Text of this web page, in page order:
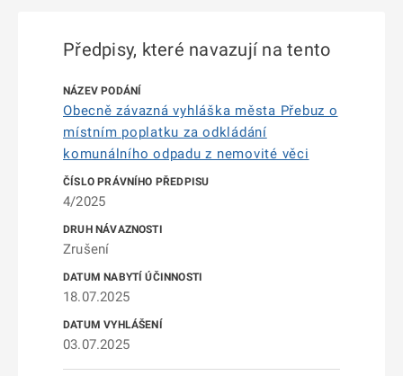
Předpisy, které navazují na tento
Obecně závazná vyhláška města Přebuz o
místním poplatku za odkládání
komunálního odpadu z nemovité věci
4/2025
Zrušení
18.07.2025
03.07.2025